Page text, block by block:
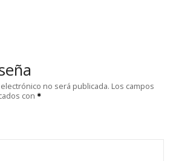
no será publicada. Los campos
con